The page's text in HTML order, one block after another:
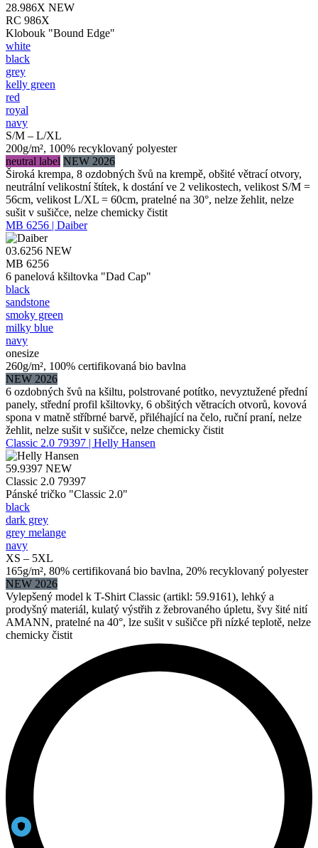
28.986X NEW
RC 986X
Klobouk "Bound Edge"
white
black
grey
kelly green
red
royal
navy
S/M – L/XL
200g/m², 100% recyklovaný polyester
neutral label NEW 2026
Široká krempa, 8 ozdobných švů na krempě, obšité větrací otvory,
neutrální velikostní štítek, k dostání ve 2 velikostech, velikost S/M =
56cm, velikost L/XL = 60cm, pratelné na 30°, nelze žehlit, nelze
sušit v sušičce, nelze chemicky čistit
MB 6256 | Daiber
03.6256 NEW
MB 6256
6 panelová kšiltovka "Dad Cap"
black
sandstone
smoky green
milky blue
navy
onesize
260g/m², 100% certifikovaná bio bavlna
NEW 2026
6 ozdobných švů na kšiltu, polstrované potítko, nevyztužené přední
panely, střední profil kšiltovky, 6 obšitých větracích otvorů, kovová
spona v matně stříbrné barvě, přiléhající na čelo, ruční praní, nelze
žehlit, nelze sušit v sušičce, nelze chemicky čistit
Classic 2.0 79397 | Helly Hansen
59.9397 NEW
Classic 2.0 79397
Pánské tričko "Classic 2.0"
black
dark grey
grey melange
navy
XS – 5XL
165g/m², 80% certifikovaná bio bavlna, 20% recyklovaný polyester
NEW 2026
Vylepšený model k T-Shirt Classic (artikl: 59.9161), lehký a
prodyšný materiál, kulatý výstřih z žebrovaného úpletu, švy šité nití
AMANN, pratelné na 40°, lze sušit v sušičce při nízké teplotě, nelze
chemicky čistit